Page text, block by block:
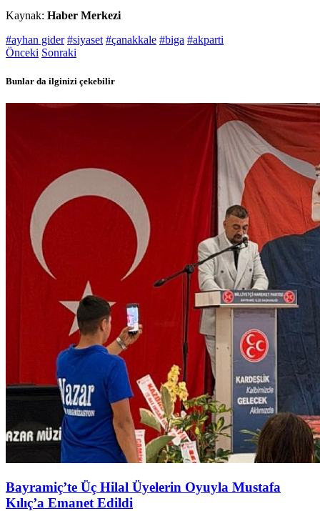
Kaynak: Haber Merkezi
#ayhan gider #siyaset #çanakkale #biga #akparti
Önceki Sonraki
Bunlar da ilginizi çekebilir
Bayramiç’te Üç Hilal Üyelerin Oyuyla Mustafa
Kılıç’a Emanet Edildi